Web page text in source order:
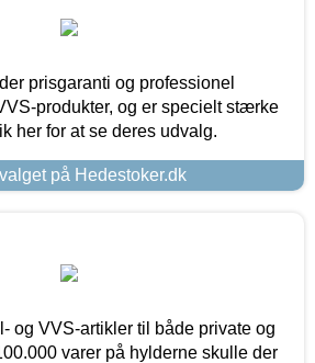
prisgaranti og professionel
produkter, og er specielt stærke
her for at se deres udvalg.
på Hedestoker.dk
og VVS-artikler til både private og
varer på hylderne skulle der